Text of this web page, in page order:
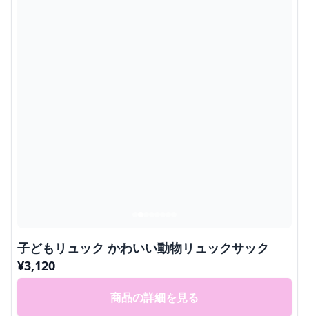
子どもリュック かわいい動物リュックサック
¥3,120
商品の詳細を見る